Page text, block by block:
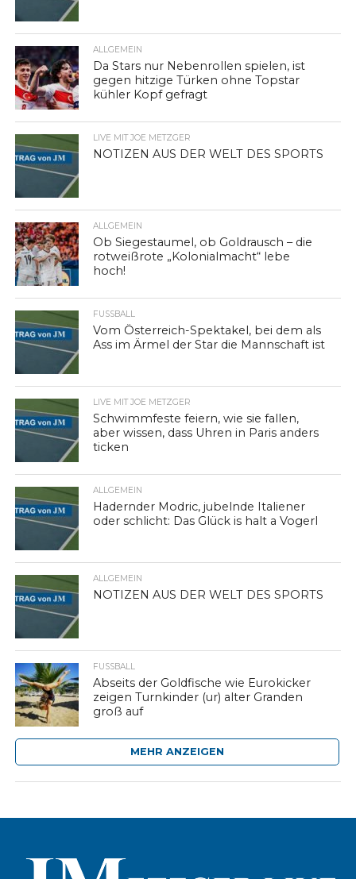
ALLGEMEIN
Da Stars nur Nebenrollen spielen, ist
gegen hitzige Türken ohne Topstar
kühler Kopf gefragt
LIVE MIT JOE METZGER
NOTIZEN AUS DER WELT DES SPORTS
ALLGEMEIN
Ob Siegestaumel, ob Goldrausch – die
rotweißrote „Kolonialmacht“ lebe
hoch!
FUSSBALL
Vom Österreich-Spektakel, bei dem als
Ass im Ärmel der Star die Mannschaft ist
LIVE MIT JOE METZGER
Schwimmfeste feiern, wie sie fallen,
aber wissen, dass Uhren in Paris anders
ticken
ALLGEMEIN
Hadernder Modric, jubelnde Italiener
oder schlicht: Das Glück is halt a Vogerl
ALLGEMEIN
NOTIZEN AUS DER WELT DES SPORTS
FUSSBALL
Abseits der Goldfische wie Eurokicker
zeigen Turnkinder (ur) alter Granden
groß auf
MEHR ANZEIGEN